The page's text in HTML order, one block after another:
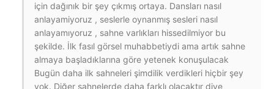
için dağınık bir şey çıkmış ortaya. Dansları nasıl
anlayamiyoruz , seslerle oynanmış sesleri nasıl
anlayamıyoruz , sahne varlıkları hissedilmiyor bu
şekilde. İlk fasıl görsel muhabbetiydi ama artık sahne
almaya başladıklarına göre yetenek konuşulacak
Bugün daha ilk sahneleri şimdilik verdikleri hiçbir şey
yok. Diğer sahnelerde daha farklı olacaktır diye